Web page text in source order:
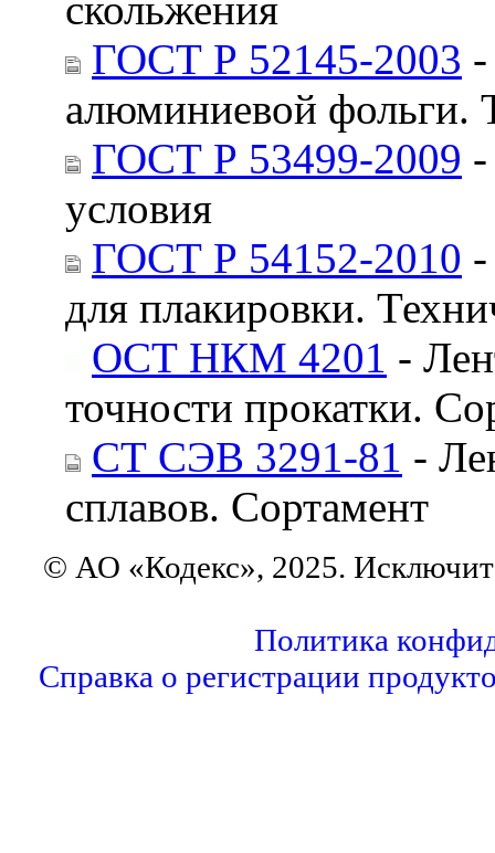
ГОСТ Р 52145-2003
алюминиевой фольги.
ГОСТ Р 53499-2009
условия
ГОСТ Р 54152-2010
для плакировки.
ОСТ НКМ 4201 -
точности прокатки.
СТ СЭВ 3291-81 -
сплавов. Сортамент
© АО «Кодекс», 2025.
Политика
Справка о регистрации